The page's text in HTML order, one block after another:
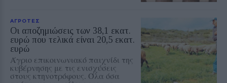
ΑΓΡΟΤΕΣ
Οι αποζημιώσεις των 38,1 εκατ.
ευρώ που τελικά είναι 20,5 εκατ.
ευρώ
Άγριο επικοινωνιακό παιχνίδι της
κυβέρνησης με τις ενισχύσεις
στους κτηνοτρόφους. Όλα όσα